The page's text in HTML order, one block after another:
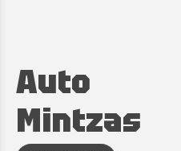
Auto
Mintzas